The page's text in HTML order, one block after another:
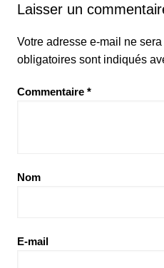
Laisser un
Votre adresse e-mail ne
obligatoires sont indiqués
Commentaire *
Nom
E-mail